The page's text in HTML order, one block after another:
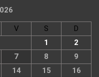
V S
D
1
2
7 8
9
14 15
16